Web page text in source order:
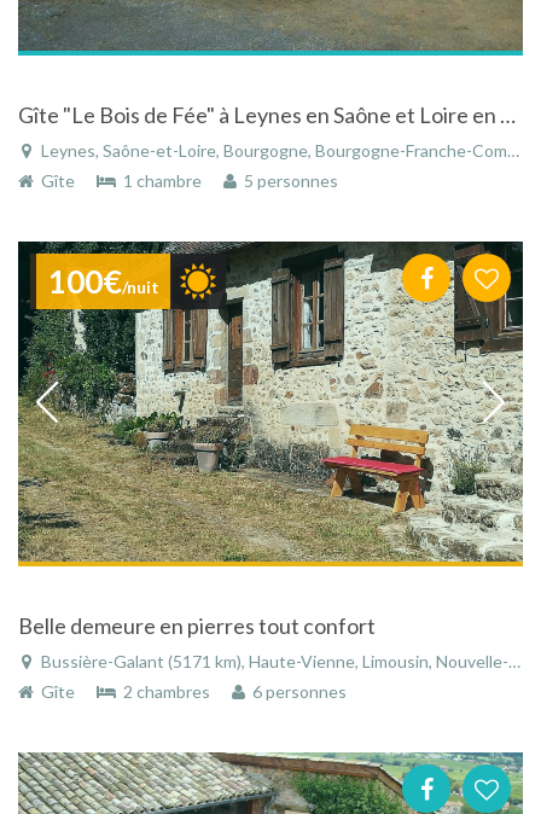
Gîte "Le Bois de Fée" à Leynes en Saône et Loire en Bourgogne dans village viticole
Leynes, Saône-et-Loire, Bourgogne, Bourgogne-Franche-Comté, France
Gîte
1 chambre 5 personnes
100€/nuit
Belle demeure en pierres tout confort
Bussière-Galant (5171 km), Haute-Vienne, Limousin, Nouvelle-Aquitaine, France
Gîte
2 chambres 6 personnes